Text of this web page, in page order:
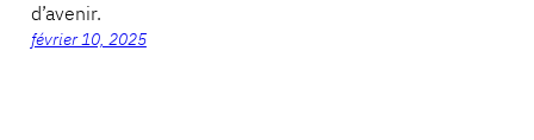
d’avenir.
février 10, 2025